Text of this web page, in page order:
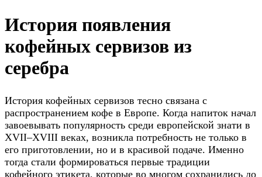
История появления
кофейных сервизов из
серебра
История кофейных сервизов тесно связана с
распространением кофе в Европе. Когда напиток начал
завоевывать популярность среди европейской знати в
XVII–XVIII веках, возникла потребность не только в
его приготовлении, но и в красивой подаче. Именно
тогда стали формироваться первые традиции
кофейного этикета, которые во многом сохранились до